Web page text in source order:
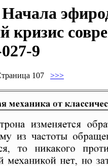
кризис
9
107 >>>